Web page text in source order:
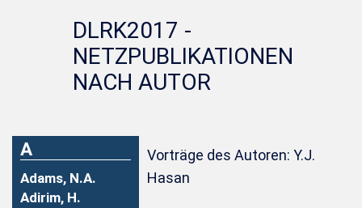
DLRK2017 -
NETZPUBLIKATIONEN
NACH AUTOR
A
Adams, N.A.
Adirim, H.
Vorträge des Autoren: Y.J.
Hasan